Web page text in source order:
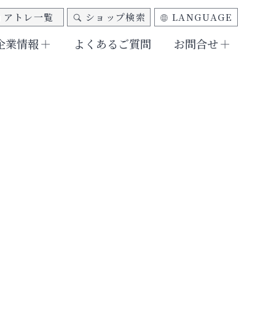
業情報 よくあるご質問 お問合せ
アトレ一覧 ショップ検索 LANGUAGE